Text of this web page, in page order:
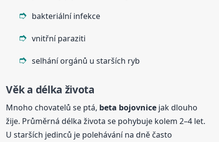
bakteriální infekce
vnitřní paraziti
selhání orgánů u starších ryb
Věk a délka života
Mnoho chovatelů se ptá, beta bojovnice jak dlouho
žije. Průměrná délka života se pohybuje kolem 2–4 let.
U starších jedinců je polehávání na dně často